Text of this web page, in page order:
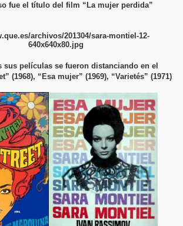
fue el título del film “La mujer perdida”
sus películas se fueron distanciando en el
(1968), “Esa mujer” (1969), “Varietés” (1971)